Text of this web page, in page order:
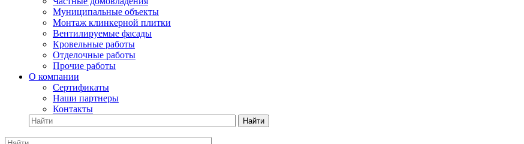
Муниципальные объекты
Монтаж клинкерной плитки
Вентилируемые фасады
Кровельные работы
Отделочные работы
Прочие работы
О компании
Сертификаты
Наши партнеры
Контакты
Найти